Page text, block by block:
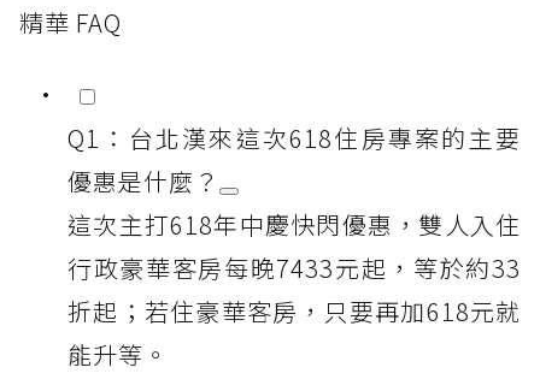
精華 FAQ
Q1：台北漢來這次618住房專案的主要
優惠是什麼？
這次主打618年中慶快閃優惠，雙人入住
行政豪華客房每晚7433元起，等於約33
折起；若住豪華客房，只要再加618元就
能升等。